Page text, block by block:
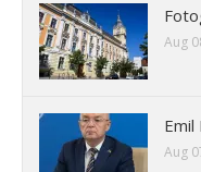
Aug
Emil
Aug